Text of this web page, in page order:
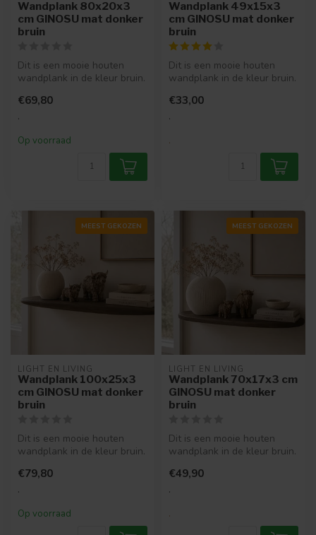
Wandplank 80x20x3
cm GINOSU mat donker
bruin
Dit is een mooie houten
wandplank in de kleur bruin.
€69,80
.
Op voorraad
Wandplank 49x15x3
cm GINOSU mat donker
bruin
Dit is een mooie houten
wandplank in de kleur bruin.
€33,00
.
.
MEEST GEKOZEN
LIGHT EN LIVING
Wandplank 100x25x3
cm GINOSU mat donker
bruin
Dit is een mooie houten
wandplank in de kleur bruin.
€79,80
.
Op voorraad
MEEST GEKOZEN
LIGHT EN LIVING
Wandplank 70x17x3 cm
GINOSU mat donker
bruin
Dit is een mooie houten
wandplank in de kleur bruin.
€49,90
.
.